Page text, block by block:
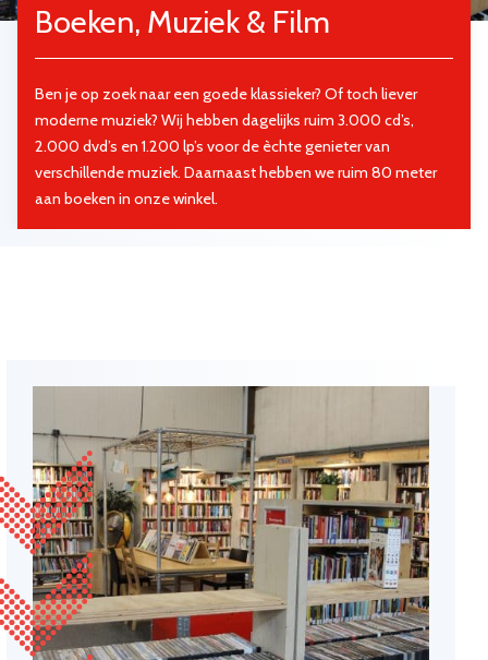
Boeken, Muziek & Film
Ben je op zoek naar een goede klassieker? Of toch liever
moderne muziek? Wij hebben dagelijks ruim 3.000 cd’s,
2.000 dvd’s en 1.200 lp’s voor de èchte genieter van
verschillende muziek. Daarnaast hebben we ruim 80 meter
aan boeken in onze winkel.